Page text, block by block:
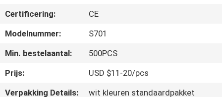
FABRIEKSREIS
KWALITEITSCONTROLE
CONTACTEER
ONS
Certificering:
CE
Modelnummer:
S701
Min. bestelaantal:
500PCS
Prijs:
USD $11-20/pcs
Verpakking Details:
wit kleuren standaardpakket